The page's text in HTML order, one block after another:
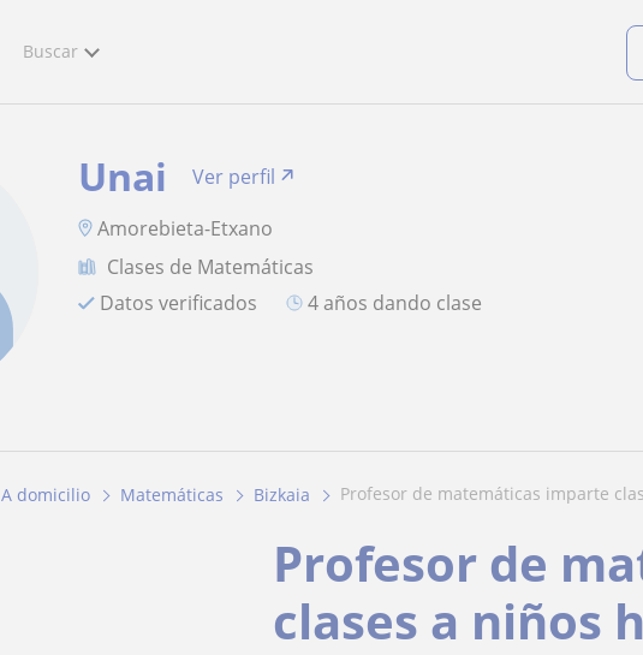
Buscar
Unai
Ver perfil
Amorebieta-Etxano
Clases de Matemáticas
Datos verificados
4 años dando clase
A domicilio Matemáticas Bizkaia profesor de matemáticas imparte
Profesor de
clases a niños